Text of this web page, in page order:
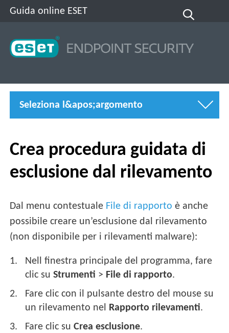
Guida online ESET
Seleziona l&apos;argomento
Crea procedura guidata di
esclusione dal rilevamento
Dal menu contestuale File di rapporto è anche
possibile creare un’esclusione dal rilevamento
(non disponibile per i rilevamenti malware):
Nell finestra principale del programma, fare
clic suStrumenti > File di rapporto.
Fare clic con il pulsante destro del mouse su
un rilevamento nel Rapporto rilevamenti.
Fare clic suCrea esclusione.